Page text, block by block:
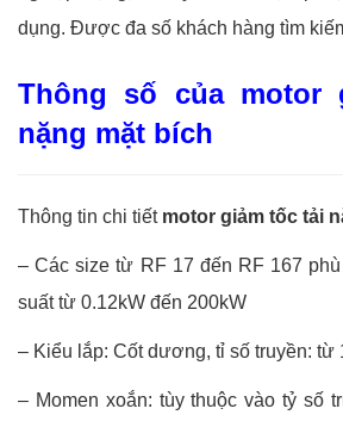
dụng. Được đa số khách hàng tìm
Thông số của motor
nặng mặt bích
Thông tin chi tiết motor giảm tốc tải
– Các size từ RF 17 đến RF 167
suất từ 0.12kW đến 200kW
– Kiểu lắp: Cốt dương, tỉ số truyền: từ
– Momen xoắn: tùy thuộc vào tỷ số